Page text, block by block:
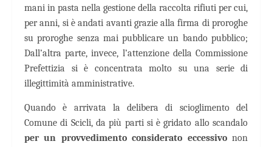
mani in pasta nella gestione della raccolta rifiuti per cui,
per anni, si è andati avanti grazie alla firma di proroghe
su proroghe senza mai pubblicare un bando pubblico;
Dall’altra parte, invece, l’attenzione della Commissione
Prefettizia si è concentrata molto su una serie di
illegittimità amministrative.
Quando è arrivata la delibera di scioglimento del
Comune di Scicli, da più parti si è gridato allo scandalo
per un provvedimento considerato eccessivonon